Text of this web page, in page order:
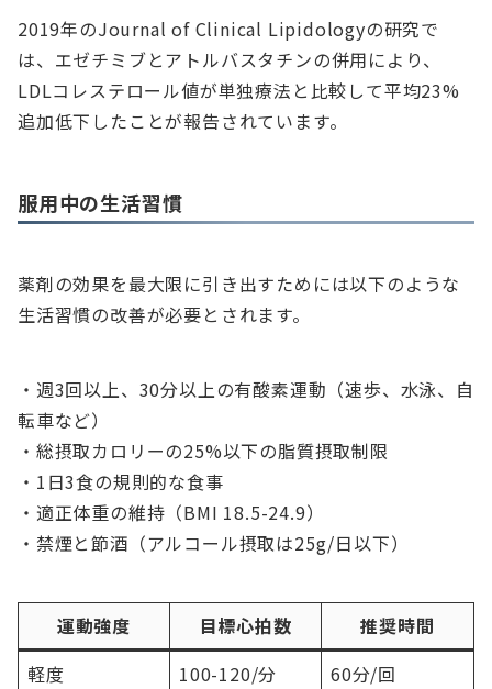
2019年のJournal of Clinical Lipidologyの研究で
は、エゼチミブとアトルバスタチンの併用により、
LDLコレステロール値が単独療法と比較して平均23%
追加低下したことが報告されています。
服用中の生活習慣
薬剤の効果を最大限に引き出すためには以下のような
生活習慣の改善が必要とされます。
・週3回以上、30分以上の有酸素運動（速歩、水泳、自
転車など）
・総摂取カロリーの25%以下の脂質摂取制限
・1日3食の規則的な食事
・適正体重の維持（BMI 18.5-24.9）
・禁煙と節酒（アルコール摂取は25g/日以下）
運動強度 目標心拍数
推奨時間
軽度
100-120/分
60分/回